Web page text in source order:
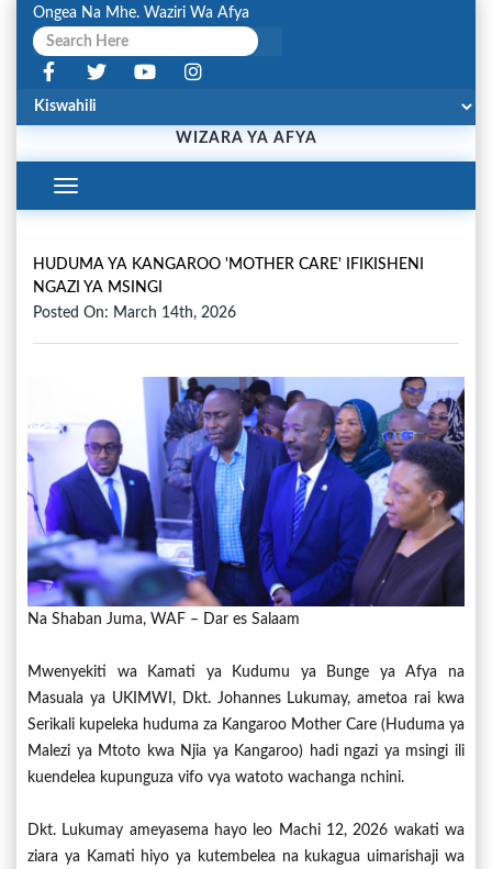
Ongea Na Mhe. Waziri Wa Afya
WIZARA YA AFYA
Toggle
Navigation
HUDUMA YA KANGAROO 'MOTHER CARE' IFIKISHENI
NGAZI YA MSINGI
Posted On: March 14th, 2026
Na Shaban Juma, WAF – Dar es Salaam
Mwenyekiti wa Kamati ya Kudumu ya Bunge ya Afya na
Masuala ya UKIMWI, Dkt. Johannes Lukumay, ametoa rai kwa
Serikali kupeleka huduma za Kangaroo Mother Care (Huduma ya
Malezi ya Mtoto kwa Njia ya Kangaroo) hadi ngazi ya msingi ili
kuendelea kupunguza vifo vya watoto wachanga nchini.
Dkt. Lukumay ameyasema hayo leo Machi 12, 2026 wakati wa
ziara ya Kamati hiyo ya kutembelea na kukagua uimarishaji wa